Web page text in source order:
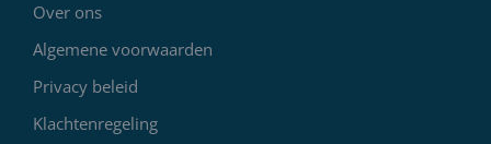
Over ons
Algemene voorwaarden
Privacy beleid
Klachtenregeling